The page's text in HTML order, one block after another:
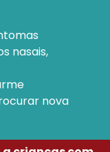
nasais,
nova